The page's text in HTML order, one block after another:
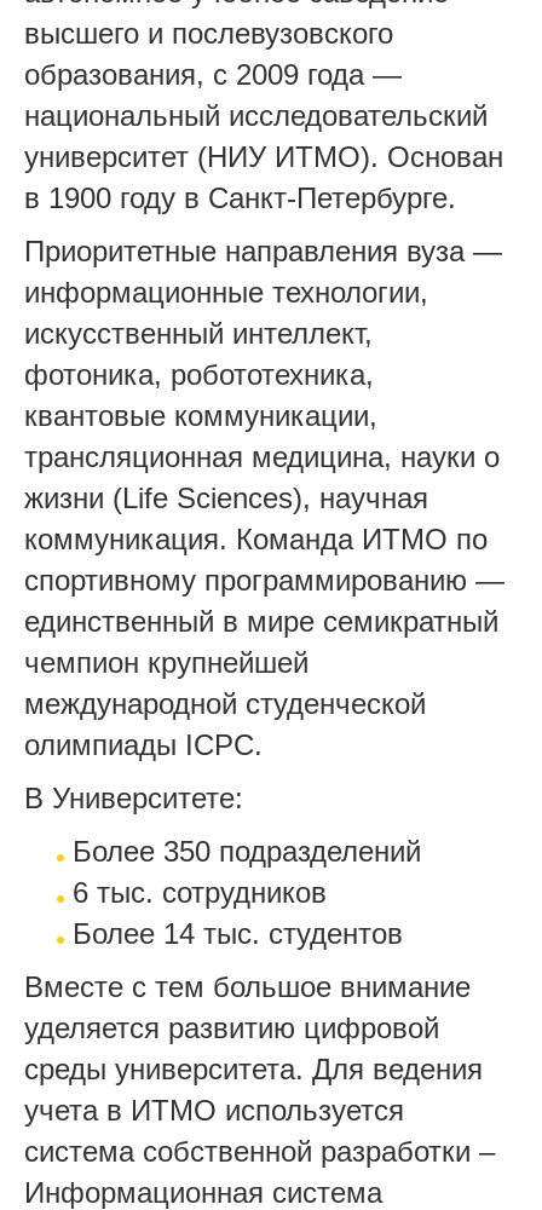
высшего и послевузовского
образования, с 2009 года —
национальный исследовательский
университет (НИУ ИТМО). Основан
в 1900 году в Санкт-Петербурге.
Приоритетные направления вуза —
информационные технологии,
искусственный интеллект,
фотоника, робототехника,
квантовые коммуникации,
трансляционная медицина, науки о
жизни (Life Sciences), научная
коммуникация. Команда ИТМО по
спортивному программированию —
единственный в мире семикратный
чемпион крупнейшей
международной студенческой
олимпиады ICPC.
В Университете:
Более 350 подразделений
6 тыс. сотрудников
Более 14 тыс. студентов
Вместе с тем большое внимание
уделяется развитию цифровой
среды университета. Для ведения
учета в ИТМО используется
система собственной разработки –
Информационная система